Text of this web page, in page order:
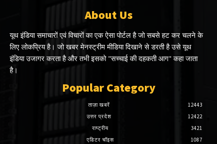
About Us
यूथ इंडिया समाचारों एवं विचारों का एक ऐसा पोर्टल है जो सबसे हट कर चलने के
लिए लोकप्रिय है। जो खबर मेनस्ट्रीम मीडिया दिखाने से डरती है उसे यूथ
इंडिया उजागर करता है और तभी इसको "सच्चाई की दहकती आग" कहा जाता
है।
Popular Category
ताज़ा खबरें
12443
उत्तर प्रदेश
12422
राष्ट्रीय
3421
एडिटर चॉइस
1087